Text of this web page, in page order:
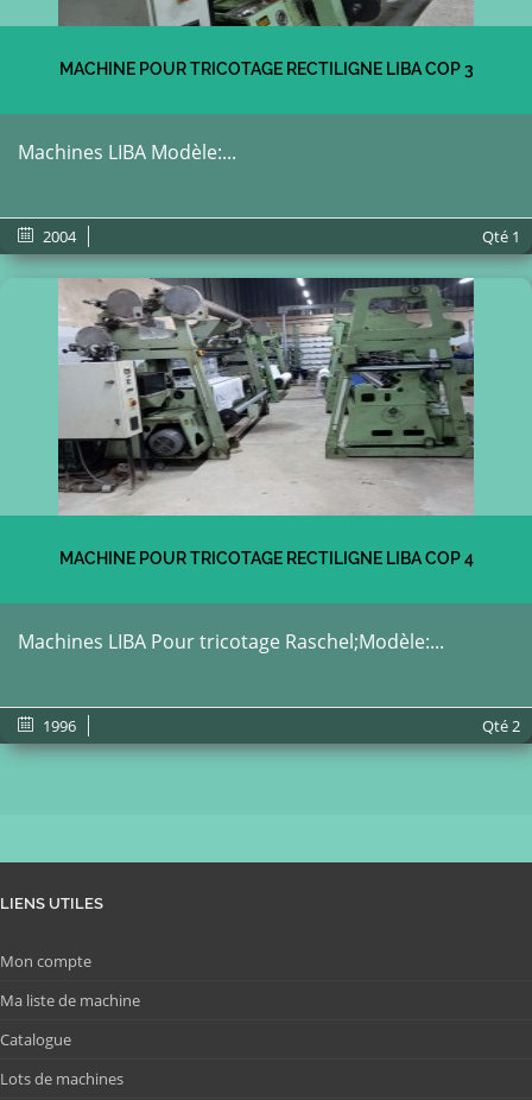
MACHINE POUR TRICOTAGE RECTILIGNE LIBA COP 3
Machines LIBA Modèle:...
2004 Qté 1
MACHINE POUR TRICOTAGE RECTILIGNE LIBA COP 4
Machines LIBA Pour tricotage Raschel;Modèle:...
1996 Qté2
LIENS UTILES
Mon compte
Ma liste de machine
Catalogue
Lots de machines